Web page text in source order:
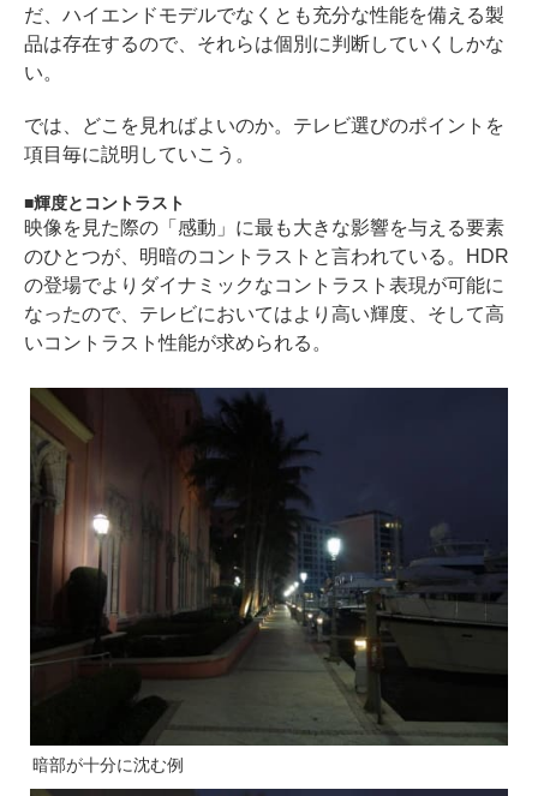
だ、ハイエンドモデルでなくとも充分な性能を備える製
品は存在するので、それらは個別に判断していくしかな
い。
では、どこを見ればよいのか。テレビ選びのポイントを
項目毎に説明していこう。
輝度とコントラスト
映像を見た際の「感動」に最も大きな影響を与える要素
のひとつが、明暗のコントラストと言われている。HDR
の登場でよりダイナミックなコントラスト表現が可能に
なったので、テレビにおいてはより高い輝度、そして高
いコントラスト性能が求められる。
暗部が十分に沈む例